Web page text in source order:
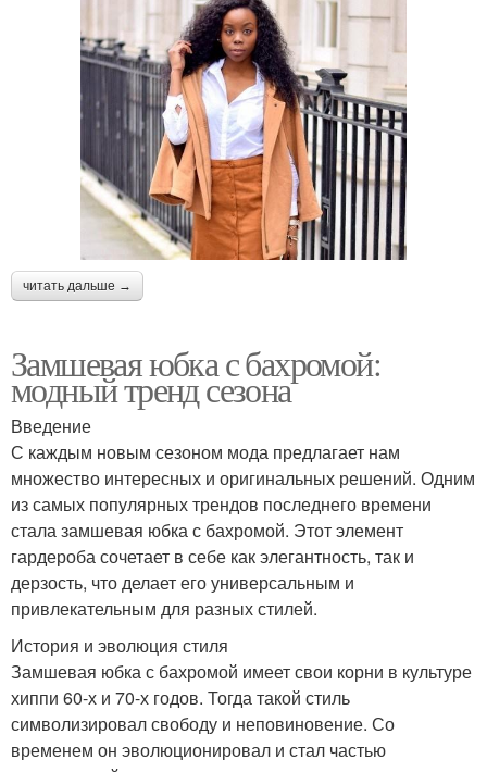
читать дальше →
Замшевая юбка с бахромой:
модный тренд сезона
Введение
С каждым новым сезоном мода предлагает нам
множество интересных и оригинальных решений. Одним
из самых популярных трендов последнего времени
стала замшевая юбка с бахромой. Этот элемент
гардероба сочетает в себе как элегантность, так и
дерзость, что делает его универсальным и
привлекательным для разных стилей.
История и эволюция стиля
Замшевая юбка с бахромой имеет свои корни в культуре
хиппи 60-х и 70-х годов. Тогда такой стиль
символизировал свободу и неповиновение. Со
временем он эволюционировал и стал частью